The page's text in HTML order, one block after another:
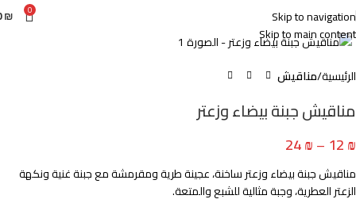
Skip to navigation
Skip to main content
0
₪ Click to enlarge
الرئيسية مناقيش
مناقيش جبنة بيضاء وزعتر
12₪
–
24₪
مناقيش جبنة بيضاء وزعتر ساخنة، عجينة طرية ومقرمشة مع جبنة غنية ونكهة
الزعتر العطرية، وجبة مثالية للشبع والمتعة.